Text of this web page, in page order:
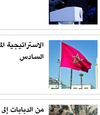
الاستراتيجية
السادس
من الدبابات